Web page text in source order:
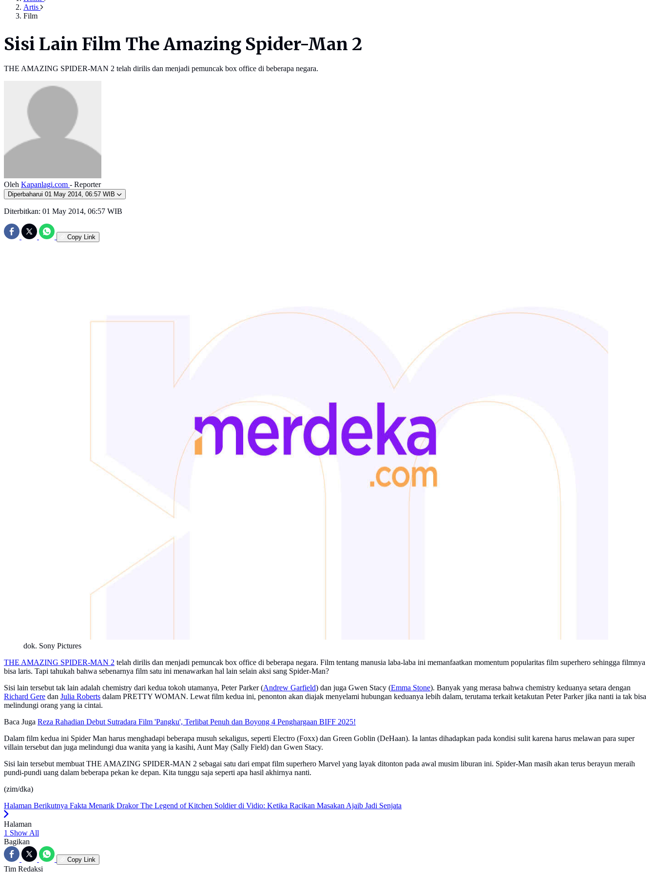
Artis
Film
Sisi Lain Film The Amazing Spider-Man 2
THE AMAZING SPIDER-MAN 2 telah dirilis dan menjadi pemuncak box office di beberapa negara.
Oleh Kapanlagi.com - Reporter
Diperbaharui 01 May 2014, 06:57 WIB
Diterbitkan: 01 May 2014, 06:57 WIB
Copy Link
dok. Sony Pictures
THE AMAZING SPIDER-MAN 2 telah dirilis dan menjadi pemuncak box office di beberapa negara. Film tentang manusia laba-laba ini memanfaatkan momentum popularitas film superhero sehingga filmnya
bisa laris. Tapi tahukah bahwa sebenarnya film satu ini menawarkan hal lain selain aksi sang Spider-Man?
Sisi lain tersebut tak lain adalah chemistry dari kedua tokoh utamanya, Peter Parker (Andrew Garfield) dan juga Gwen Stacy (Emma Stone). Banyak yang merasa bahwa chemistry keduanya setara dengan
Richard Gere dan Julia Roberts dalam PRETTY WOMAN. Lewat film kedua ini, penonton akan diajak menyelami hubungan keduanya lebih dalam, terutama terkait ketakutan Peter Parker jika nanti ia tak bisa
melindungi orang yang ia cintai.
Baca Juga Reza Rahadian Debut Sutradara Film 'Pangku', Terlibat Penuh dan Boyong 4 Penghargaan BIFF 2025!
Dalam film kedua ini Spider Man harus menghadapi beberapa musuh sekaligus, seperti Electro (Foxx) dan Green Goblin (DeHaan). Ia lantas dihadapkan pada kondisi sulit karena harus melawan para super
villain tersebut dan juga melindungi dua wanita yang ia kasihi, Aunt May (Sally Field) dan Gwen Stacy.
Sisi lain tersebut membuat THE AMAZING SPIDER-MAN 2 sebagai satu dari empat film superhero Marvel yang layak ditonton pada awal musim liburan ini. Spider-Man masih akan terus berayun meraih
pundi-pundi uang dalam beberapa pekan ke depan. Kita tunggu saja seperti apa hasil akhirnya nanti.
(zim/dka)
Halaman Berikutnya Fakta Menarik Drakor The Legend of Kitchen Soldier di Vidio: Ketika Racikan Masakan Ajaib Jadi Senjata
Halaman
1 Show All
Bagikan
Copy Link
Tim Redaksi